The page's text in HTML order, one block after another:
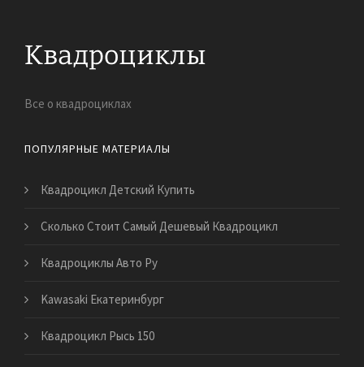
Все о квадроциклах
ПОПУЛЯРНЫЕ МАТЕРИАЛЫ
Квадроцикл Детский Купить
Сколько Стоит Самый Дешевый Квадроцикл
Квадроциклы Авто Ру
Kawasaki Екатеринбург
Квадроцикл Рысь 150